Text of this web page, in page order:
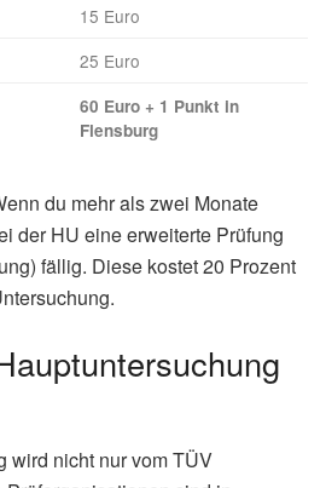
15 Euro
25 Euro
60 Euro + 1 Punkt in
Flensburg
du mehr als zwei Monate
der HU eine erweiterte Prüfung
fällig. Diese kostet 20 Prozent
wird nicht nur vom TÜV